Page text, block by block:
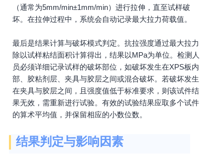
（通常为5mm/min±1mm/min）进行拉伸，直至试样破
坏。在拉伸过程中，系统会自动记录最大拉力荷载值。
最后是结果计算与破坏模式判定。抗拉强度通过最大拉力
除以试样粘结面积计算得出，结果以MPa为单位。检测人
员必须详细记录试样的破坏部位，如破坏发生在XPS板内
部、胶粘剂层、夹具与胶层之间或混合破坏。若破坏发生
在夹具与胶层之间，且强度值低于标准要求，则该试件结
果无效，需重新进行试验。有效的试验结果应取多个试件
的算术平均值，并保留相应的小数位数。
结果判定与影响因素